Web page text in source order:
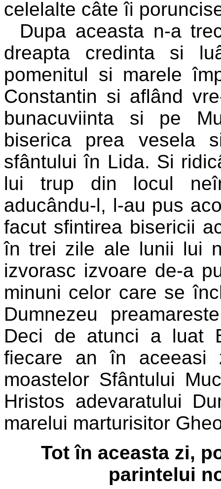
celelalte câte îi
Dupa aceasta n-a
dreapta credinta si
pomenitul si marele
Constantin si aflând
bunacuviinta si pe
biserica prea vesela
sfântului în Lida. Si
lui trup din locul
aducându-l, l-au pus
facut sfintirea bisericii
în trei zile ale lunii lui
izvorasc izvoare de-a
minuni celor care se
Dumnezeu
Deci de atunci a luat
fiecare an în aceeasi
moastelor Sfântului
Hristos adevaratului
marelui marturisitor
Tot în aceasta zi,
parintelui